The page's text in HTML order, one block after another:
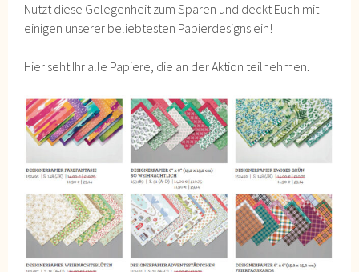
Nutzt diese Gelegenheit zum Sparen und deckt Euch mit
einigen unserer beliebtesten Papierdesigns ein!
Hier seht Ihr alle Papiere, die an der Aktion teilnehmen.